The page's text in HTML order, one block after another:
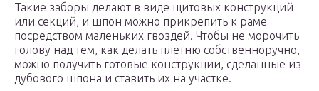
Такие заборы делают в виде щитовых конструкций
или секций, и шпон можно прикрепить к раме
посредством маленьких гвоздей. Чтобы не морочить
голову над тем, как делать плетню собственноручно,
можно получить готовые конструкции, сделанные из
дубового шпона и ставить их на участке.